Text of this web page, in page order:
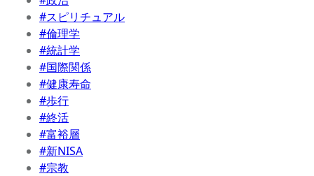
#スピリチュアル
#倫理学
#統計学
#国際関係
#健康寿命
#歩行
#終活
#富裕層
#新NISA
#宗教